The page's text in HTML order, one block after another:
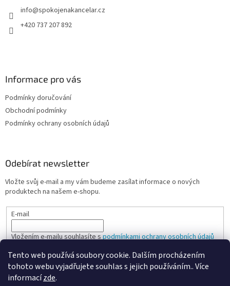
Tento web používá soubory cookie. Dalším procházením
tohoto webu vyjadřujete souhlas s jejich používáním.. Více
informacízde.
info@spokojenakancelar.cz
+420 737 207 892
Informace pro vás
Podmínky doručování
Obchodní podmínky
Podmínky ochrany osobních údajů
Odebírat newsletter
Vložte svůj e-mail a my vám budeme zasílat informace o nových
produktech na našem e-shopu.
E-mail
Vložením e-mailu souhlasíte spodmínkami ochrany osobních údajů
PŘIHLÁSIT SE